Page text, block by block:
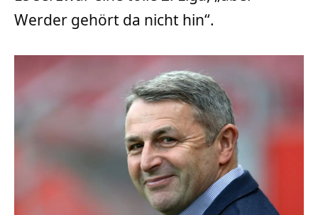
Werder gehört da nicht hin“.